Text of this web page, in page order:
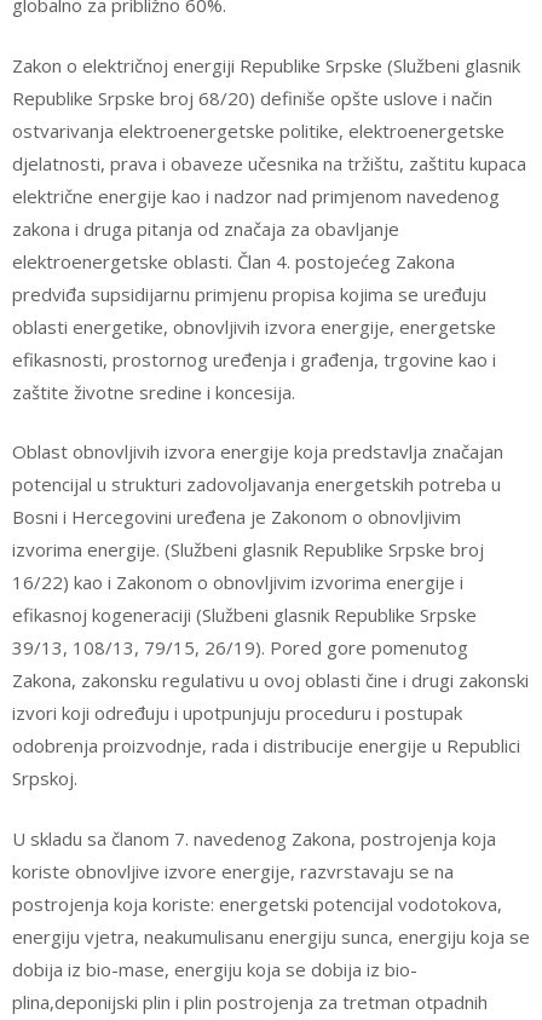
globalno za približno 60%.
Zakon o električnoj energiji Republike Srpske (Službeni glasnik
Republike Srpske broj 68/20) definiše opšte uslove i način
ostvarivanja elektroenergetske politike, elektroenergetske
djelatnosti, prava i obaveze učesnika na tržištu, zaštitu kupaca
električne energije kao i nadzor nad primjenom navedenog
zakona i druga pitanja od značaja za obavljanje
elektroenergetske oblasti. Član 4. postojećeg Zakona
predviđa supsidijarnu primjenu propisa kojima se uređuju
oblasti energetike, obnovljivih izvora energije, energetske
efikasnosti, prostornog uređenja i građenja, trgovine kao i
zaštite životne sredine i koncesija.
Oblast obnovljivih izvora energije koja predstavlja značajan
potencijal u strukturi zadovoljavanja energetskih potreba u
Bosni i Hercegovini uređena je Zakonom o obnovljivim
izvorima energije. (Službeni glasnik Republike Srpske broj
16/22) kao i Zakonom o obnovljivim izvorima energije i
efikasnoj kogeneraciji (Službeni glasnik Republike Srpske
39/13, 108/13, 79/15, 26/19). Pored gore pomenutog
Zakona, zakonsku regulativu u ovoj oblasti čine i drugi zakonski
izvori koji određuju i upotpunjuju proceduru i postupak
odobrenja proizvodnje, rada i distribucije energije u Republici
Srpskoj.
U skladu sa članom 7. navedenog Zakona, postrojenja koja
koriste obnovljive izvore energije, razvrstavaju se na
postrojenja koja koriste: energetski potencijal vodotokova,
energiju vjetra, neakumulisanu energiju sunca, energiju koja se
dobija iz bio-mase, energiju koja se dobija iz bio-
plina,deponijski plin i plin postrojenja za tretman otpadnih